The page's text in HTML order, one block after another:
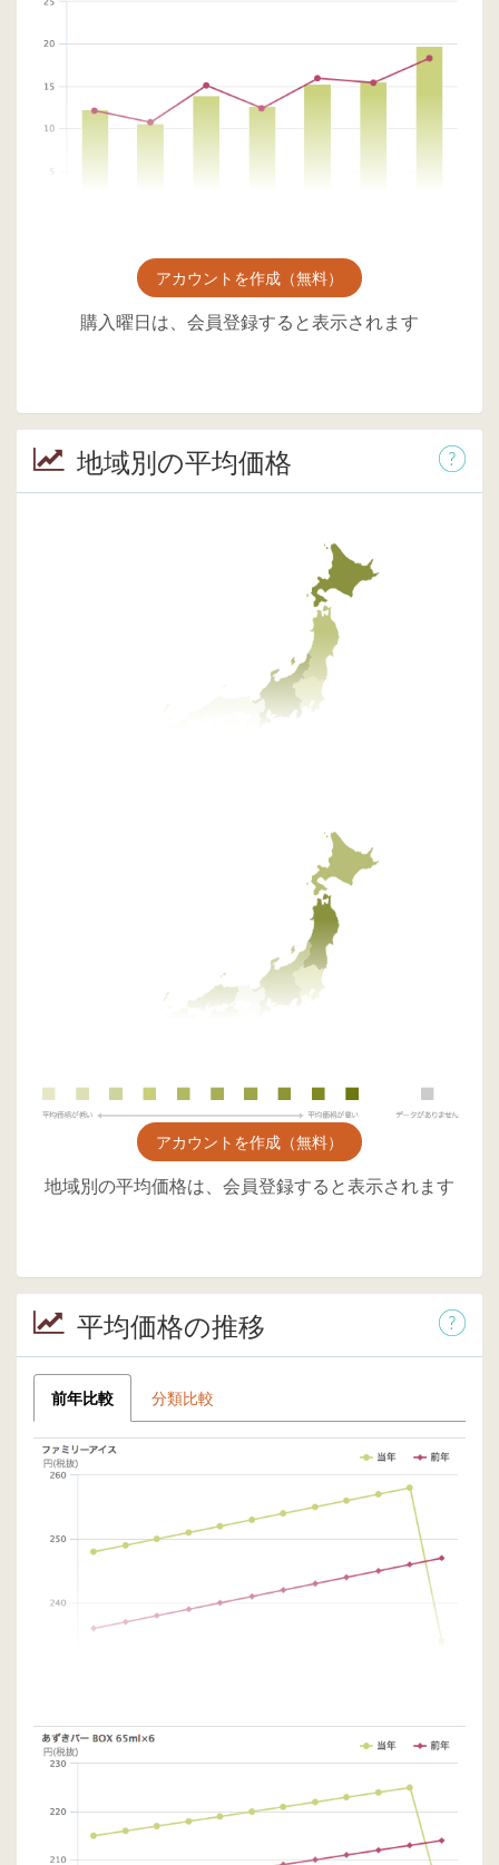
アカウントを作成（無料）
購入曜日は、会員登録すると表示されます
地域別の平均価格
アカウントを作成（無料）
地域別の平均価格は、会員登録すると表示されます
平均価格の推移
前年比較 分類比較